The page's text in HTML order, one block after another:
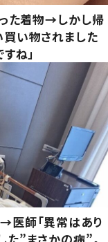
た着物→しかし帰
い物されました
ね」
医師「異常はあり